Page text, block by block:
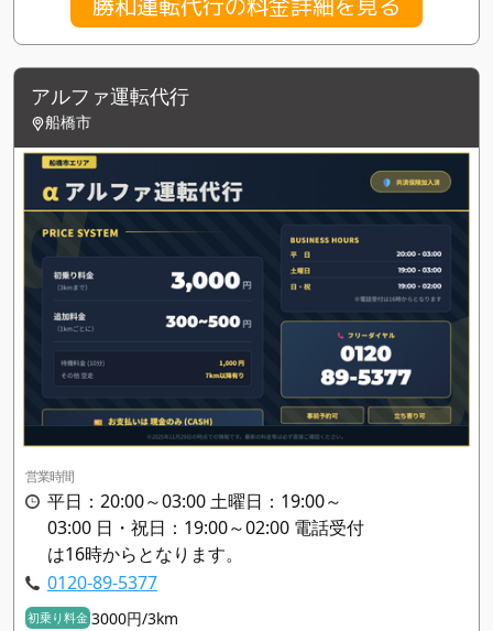
アルファ運転代行
船橋市
営業時間
平日：20:00～03:00 土曜日：19:00～
03:00 日・祝日：19:00～02:00 電話受付
は16時からとなります。
0120-89-5377
初乗り料金 3000円/3km